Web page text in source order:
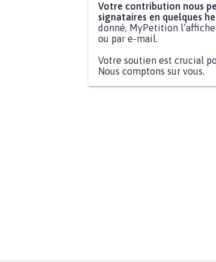
Votre contribution nous
signataires en quelques
donné, MyPetition
ou par e-mail.
Votre soutien est crucial
Nous comptons sur vous.